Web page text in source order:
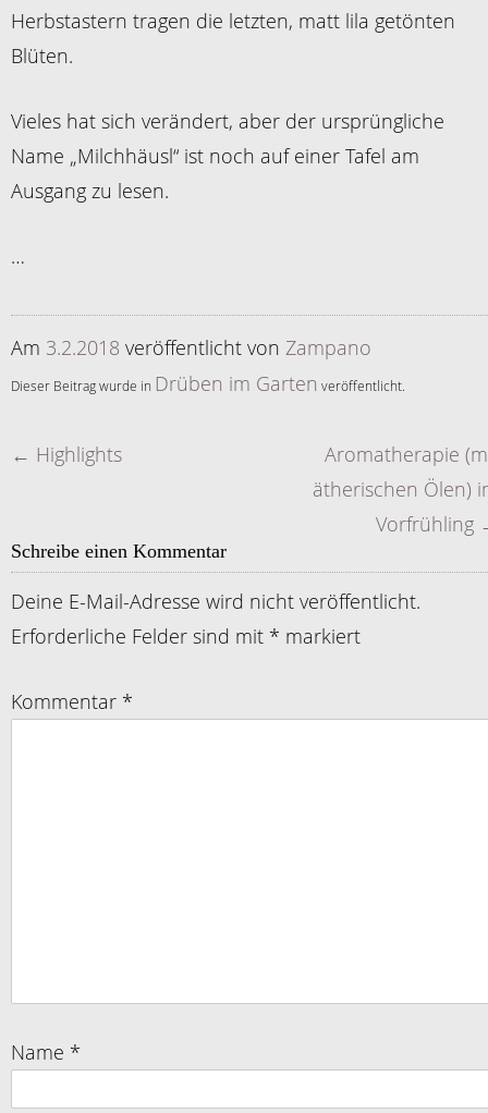
Herbstastern tragen die letzten, matt lila getönten
Blüten.
Vieles hat sich verändert, aber der ursprüngliche
Name „Milchhäusl“ ist noch auf einer Tafel am
Ausgang zu lesen.
…
Am 3.2.2018 veröffentlicht von Zampano
Dieser Beitrag wurde in Drüben im Garten veröffentlicht.
Artikelnavigation
← Highlights
Aromatherapie
ätherischen Ölen)
Vorfrühling
Schreibe einen Kommentar
Deine E-Mail-Adresse wird nicht veröffentlicht.
Erforderliche Felder sind mit * markiert
Kommentar *
Name *